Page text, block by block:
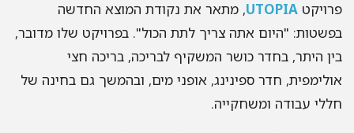
UTOPIA, מתאר את נקודת המוצא החדשה
"היום אתה צריך לתת הכול". בפרויקט שלו מדובר,
היתר, בחדר כושר המשקיף לבריכה, בריכה חצי
חדר ספינינג, אופני מים, ובהמשך גם בחינה של
עבודה ומשחקייה.